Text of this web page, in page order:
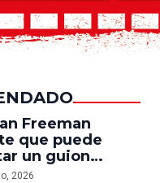
Freeman
que puede
un guion
si le pagan lo
2026